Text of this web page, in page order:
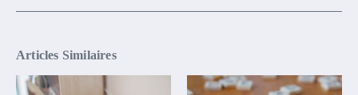
Articles Similaires